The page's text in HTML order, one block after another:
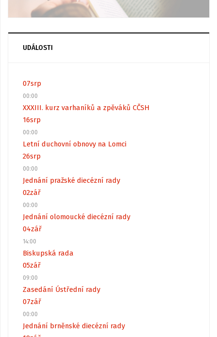
UDÁLOSTI
07srp
00:00
XXXIII. kurz varhaníků a zpěváků CČSH
16srp
00:00
Letní duchovní obnovy na Lomci
26srp
00:00
Jednání pražské diecézní rady
02zář
00:00
Jednání olomoucké diecézní rady
04zář
14:00
Biskupská rada
05zář
09:00
Zasedání Ústřední rady
07zář
00:00
Jednání brněnské diecézní rady